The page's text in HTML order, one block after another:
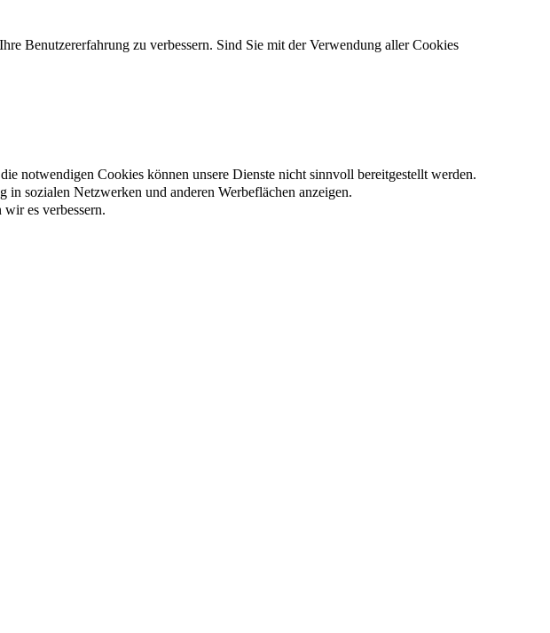
Benutzererfahrung zu verbessern. Sind Sie mit der Verwendung aller Cookies
notwendigen Cookies können unsere Dienste nicht sinnvoll bereitgestellt werden.
sozialen Netzwerken und anderen Werbeflächen anzeigen.
es verbessern.